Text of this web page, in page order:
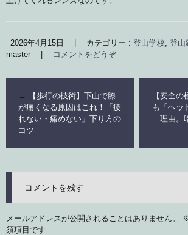
2026年4月15日 | カテゴリー : 登山学校 登山
master
| コメントをどうぞ
←
【歩行の技術】下山で膝
が痛くなる原因はこれ！「疲
れない・痛めない」下り方の
コツ
【安全
も「ヘッ
理由。
コメントを残す
メールアドレスが公開されることはありません。
須項目です